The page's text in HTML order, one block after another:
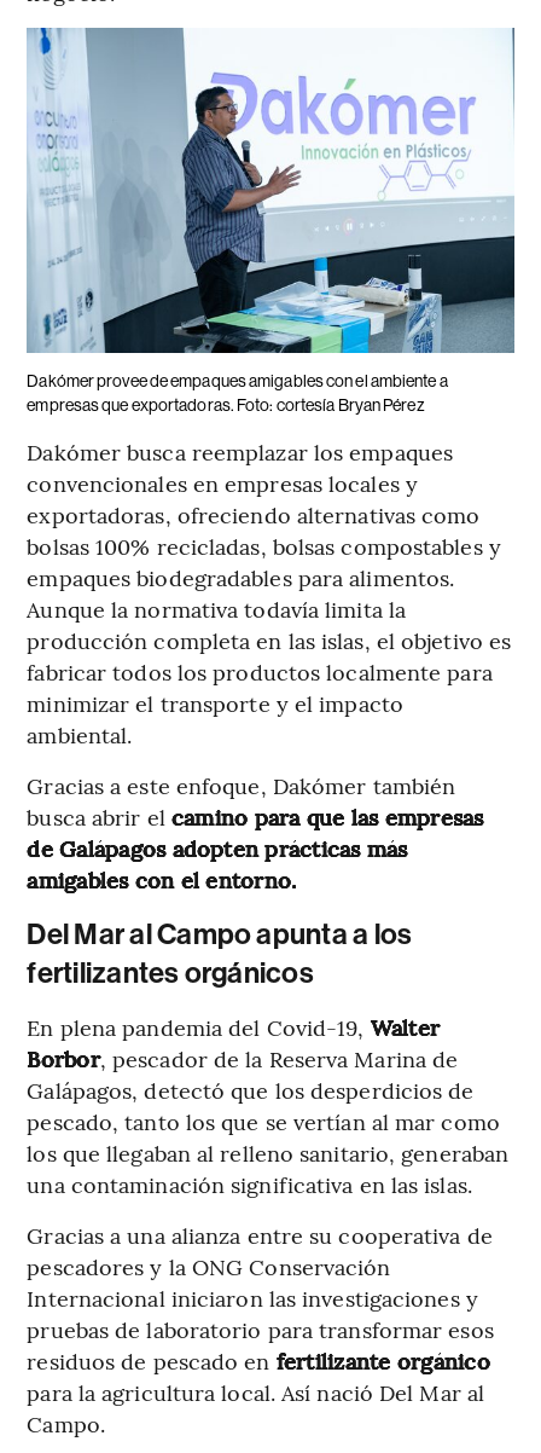
Dakómer provee de empaques amigables con el ambiente a
empresas que exportadoras. Foto: cortesía Bryan Pérez
Dakómer busca reemplazar los empaques
convencionales en empresas locales y
exportadoras, ofreciendo alternativas como
bolsas 100% recicladas, bolsas compostables y
empaques biodegradables para alimentos.
Aunque la normativa todavía limita la
producción completa en las islas, el objetivo es
fabricar todos los productos localmente para
minimizar el transporte y el impacto
ambiental.
Gracias a este enfoque, Dakómer también
busca abrir el camino para que las empresas
de Galápagos adopten prácticas más
amigables con el entorno.
Del Mar al Campo apunta a los
fertilizantes orgánicos
En plena pandemia del Covid-19, Walter
Borbor, pescador de la Reserva Marina de
Galápagos, detectó que los desperdicios de
pescado, tanto los que se vertían al mar como
los que llegaban al relleno sanitario, generaban
una contaminación significativa en las islas.
Gracias a una alianza entre su cooperativa de
pescadores y la ONG Conservación
Internacional iniciaron las investigaciones y
pruebas de laboratorio para transformar esos
residuos de pescado en fertilizante orgánico
para la agricultura local. Así nació Del Mar al
Campo.